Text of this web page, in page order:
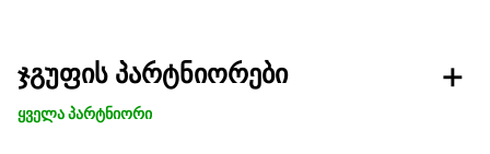
ჯგუფის პარტნიორები
ყველა პარტნიორი